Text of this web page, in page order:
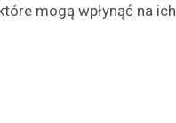
mogą wpłynąć na ich